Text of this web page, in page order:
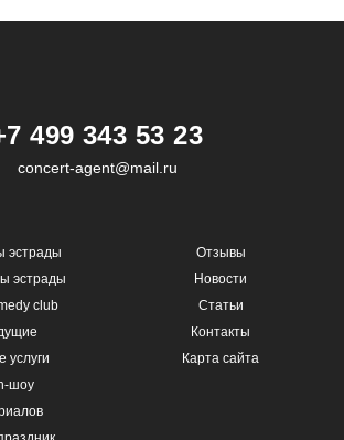
499 343 53 23
concert-agent@mail.ru
эстрады
эстрады
club
услуги
шоу
Отзывы
Новости
Статьи
Контакты
Карта сайта